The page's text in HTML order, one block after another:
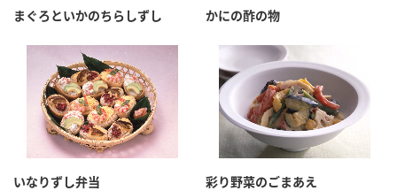
まぐろといかのちらしずし かにの酢の物
いなりずし弁当 彩り野菜のごまあえ